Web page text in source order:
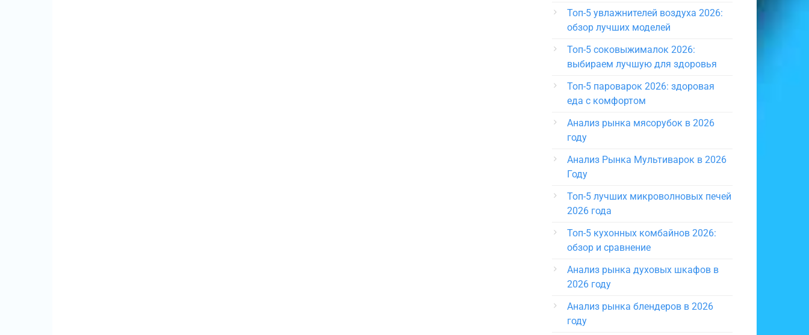
Топ-5 увлажнителей воздуха 2026:
обзор лучших моделей
Топ-5 соковыжималок 2026:
выбираем лучшую для здоровья
Топ-5 пароварок 2026: здоровая
еда с комфортом
Анализ рынка мясорубок в 2026
году
Анализ Рынка Мультиварок в 2026
Году
Топ-5 лучших микроволновых печей
2026 года
Топ-5 кухонных комбайнов 2026:
обзор и сравнение
Анализ рынка духовых шкафов в
2026 году
Анализ рынка блендеров в 2026
году